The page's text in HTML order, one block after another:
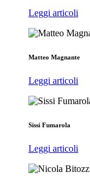
Leggi articoli
Matteo Magnante
Leggi articoli
Sissi Fumarola
Leggi articoli